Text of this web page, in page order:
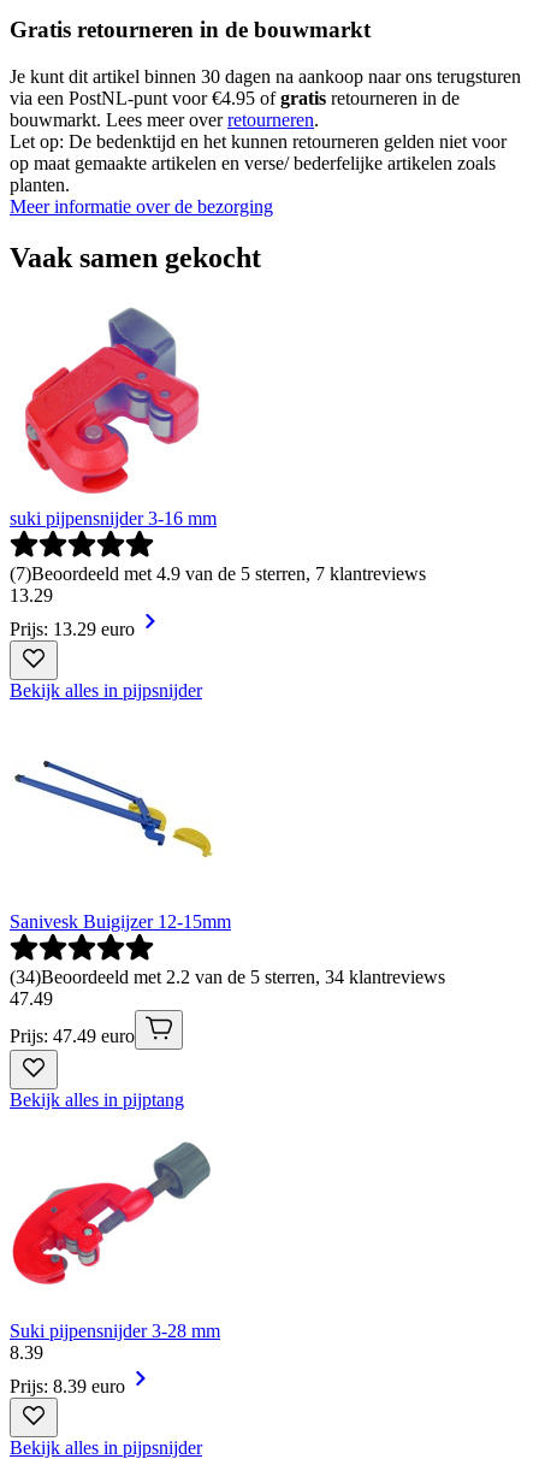
Gratis retourneren in de bouwmarkt
Je kunt dit artikel binnen 30 dagen na aankoop naar ons terugsturen
via een PostNL-punt voor €4.95 ofgratis retourneren in de
bouwmarkt. Lees meer overretourneren.
Let op: De bedenktijd en het kunnen retourneren gelden niet voor
op maat gemaakte artikelen en verse/ bederfelijke artikelen zoals
planten.
Meer informatie over de bezorging
Vaak samen gekocht
suki pijpensnijder 3-16 mm
(7)Beoordeeld met 4.9 van de 5 sterren, 7 klantreviews
13.29
Prijs: 13.29 euro
Bekijk alles in pijpsnijder
Sanivesk Buigijzer 12-15mm
(34)Beoordeeld met 2.2 van de 5 sterren, 34 klantreviews
47.49
Prijs: 47.49 euro
Bekijk alles in pijptang
Suki pijpensnijder 3-28 mm
8.39
Prijs: 8.39 euro
Bekijk alles in pijpsnijder